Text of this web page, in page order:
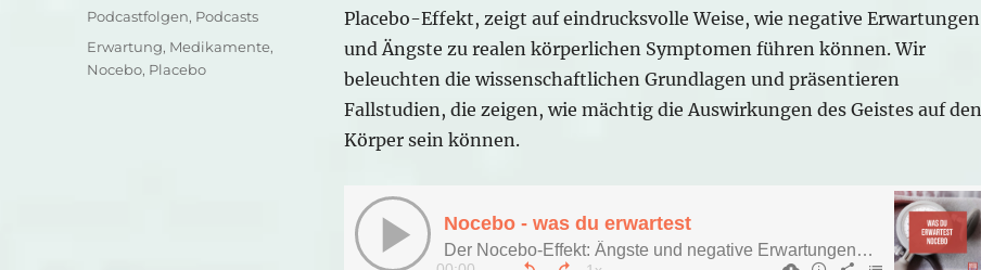
Placebo-Effekt, zeigt auf eindrucksvolle Weise, wie negative Erwartungen
und Ängste zu realen körperlichen Symptomen führen können. Wir
beleuchten die wissenschaftlichen Grundlagen und präsentieren
Fallstudien, die zeigen, wie mächtig die Auswirkungen des Geistes auf den
Körper sein können.
Kategorien
Podcastfolgen, Podcasts
Schlagwörter
Erwartung, Medikamente,
Nocebo, Placebo